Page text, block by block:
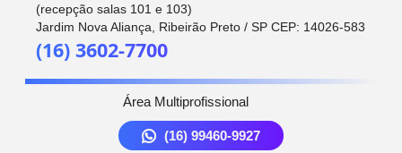
(recepção salas 101 e 103)
Jardim Nova Aliança, Ribeirão Preto / SP CEP: 14026-583
(16) 3602-7700
Área Multiprofissional
(16) 99460-9927